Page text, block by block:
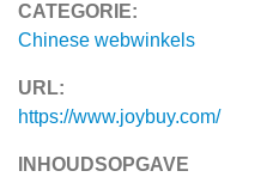
CATEGORIE:
Chinese webwinkels
URL:
https://www.joybuy.com/
INHOUDSOPGAVE